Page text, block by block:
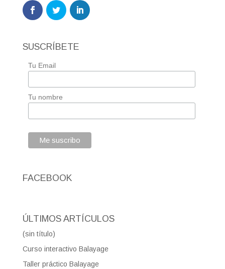
SUSCRÍBETE
Tu Email
Tu nombre
FACEBOOK
ÚLTIMOS ARTÍCULOS
(sin título)
Curso interactivo Balayage
Taller práctico Balayage